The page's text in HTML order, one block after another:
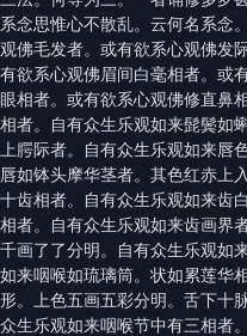
系念思惟心不散乱。云何名系念
观佛毛发者。或有欲系心观佛发
有欲系心观佛眉间白毫相者。或
眼相者。或有欲系心观佛修直鼻
相者。自有众生乐观如来髭鬓如
上腭际者。自有众生乐观如来唇
唇如钵头摩华茎者。其色红赤上
十齿相者。自有众生乐观如来齿
相者。自有众生乐观如来齿画界
千画了了分明。自有众生乐观如
如来咽喉如琉璃筒。状如累莲华
形。上色五画五彩分明。舌下十
众生乐观如来咽喉节中有三相者